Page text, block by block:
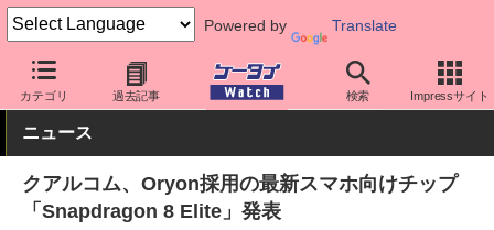
Powered by Translate
カテゴリ 過去記事 検索 Impressサイト
ケータイ Watch 最新技術/その他 チップセット
ニュース
クアルコム、Oryon採用の最新スマホ向けチップ
「Snapdragon 8 Elite」発表